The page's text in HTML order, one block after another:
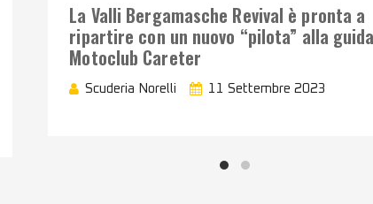
La Valli Bergamasche Revival è pronta a
ripartire con un nuovo “pilota” alla
Motoclub Careter
Scuderia Norelli 11 Settembre 2023